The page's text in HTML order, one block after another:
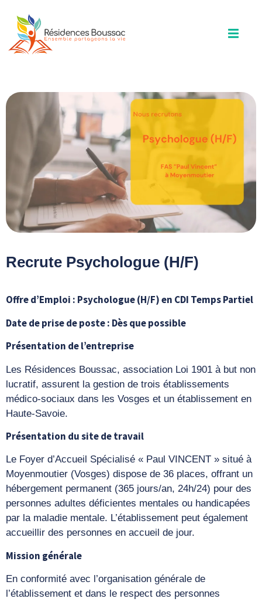
Recrute Psychologue (H/F)
Offre d’Emploi : Psychologue (H/F) en CDI Temps Partiel
Date de prise de poste : Dès que possible
Présentation de l’entreprise
Les Résidences Boussac, association Loi 1901 à but non
lucratif, assurent la gestion de trois établissements
médico-sociaux dans les Vosges et un établissement en
Haute-Savoie.
Présentation du site de travail
Le Foyer d’Accueil Spécialisé « Paul VINCENT » situé à
Moyenmoutier (Vosges) dispose de 36 places, offrant un
hébergement permanent (365 jours/an, 24h/24) pour des
personnes adultes déficientes mentales ou handicapées
par la maladie mentale. L’établissement peut également
accueillir des personnes en accueil de jour.
Mission générale
En conformité avec l’organisation générale de
l’établissement et dans le respect des personnes